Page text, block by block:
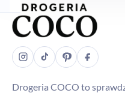
Drogeria COCO to